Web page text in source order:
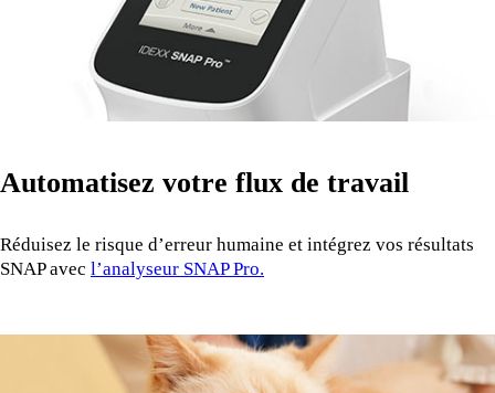
Automatisez votre flux de travail
Réduisez le risque d’erreur humaine et intégrez vos résultats
SNAP avec l’analyseur SNAP Pro.